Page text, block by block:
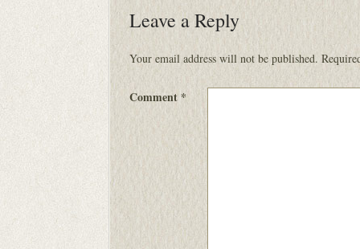
Leave a Reply
Your email address will not be published.
Comment *